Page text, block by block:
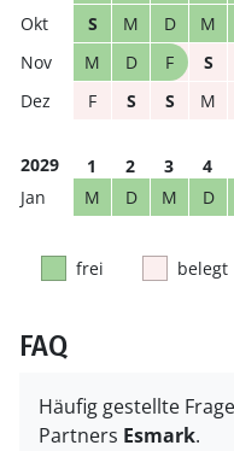
S M D M
M
D F S
F
S S M
2029 1 2 3 4
M
D M D
frei belegt
FAQ
Häufig gestellte
Partners Esmark.